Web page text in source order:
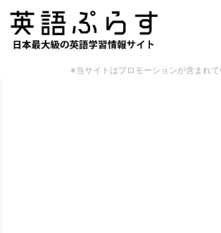
※当サイトはプロモーションが含まれて